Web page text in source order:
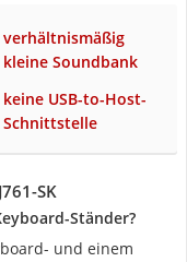
verhältnismäßig
kleine Soundbank
keine USB-to-Host-
Schnittstelle
SK
Ständer?
und einem